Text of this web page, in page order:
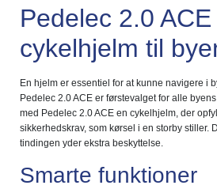
Pedelec 2.0
cykelhjelm til
En hjelm er essentiel for at kunne navigere i
Pedelec 2.0 ACE er førstevalget for alle
med Pedelec 2.0 ACE en cykelhjelm, der
sikkerhedskrav, som kørsel i en storby stiller.
tindingen yder ekstra beskyttelse.
Smarte funktioner